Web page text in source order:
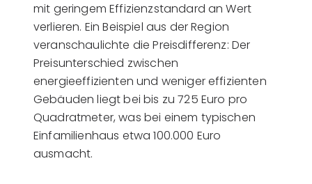
mit geringem Effizienzstandard an Wert
verlieren. Ein Beispiel aus der Region
veranschaulichte die Preisdifferenz: Der
Preisunterschied zwischen
energieeffizienten und weniger effizienten
Gebäuden liegt bei bis zu 725 Euro pro
Quadratmeter, was bei einem typischen
Einfamilienhaus etwa 100.000 Euro
ausmacht.